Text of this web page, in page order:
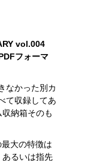
vol.004
フォーマ
なかった別カ
て収録してあ
納箱そのも
大の特徴は
あるいは指先